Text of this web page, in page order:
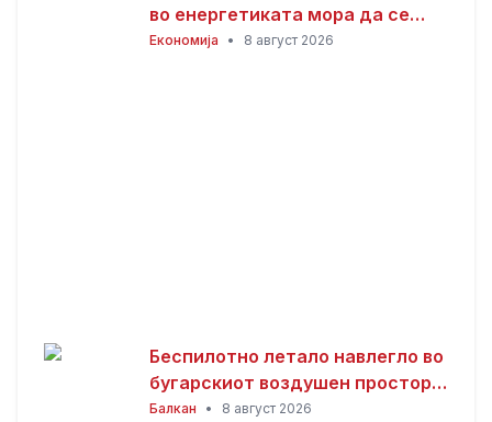
во енергетиката мора да се
темелат на факти, анализи и
Економија • 8 август 2026
Беспилотно летало навлегло во
бугарскиот воздушен простор,
свикана итна седница на
Балкан • 8 август 2026